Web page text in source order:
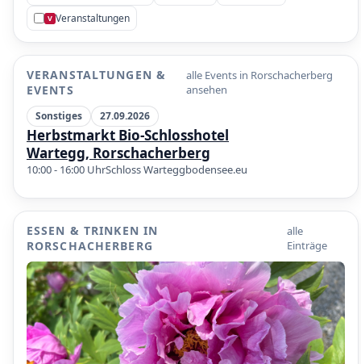
V Veranstaltungen
VERANSTALTUNGEN &
EVENTS
alle Events in Rorschacherberg
ansehen
Sonstiges 27.09.2026
Herbstmarkt Bio-Schlosshotel
Wartegg, Rorschacherberg
10:00 - 16:00 UhrSchloss Warteggbodensee.eu
ESSEN & TRINKEN IN
RORSCHACHERBERG
alle
Einträge